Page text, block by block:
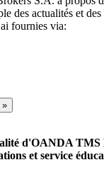
des actualités et
fournies via:
»
d'OANDA TMS
et service